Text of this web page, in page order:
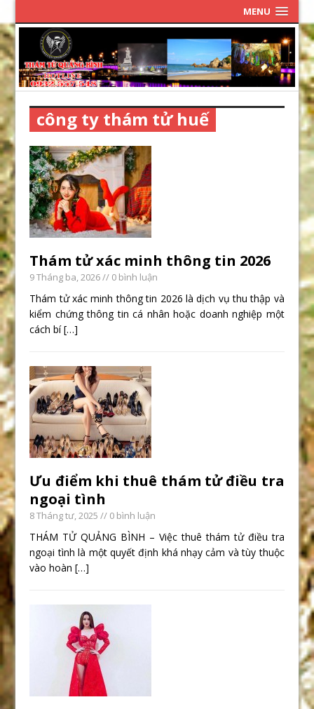
MENU
công ty thám tử huế
Thám tử xác minh thông tin 2026
9 Tháng ba, 2026// 0 bình luận
Thám tử xác minh thông tin 2026 là dịch vụ thu thập và
kiểm chứng thông tin cá nhân hoặc doanh nghiệp một
cách bí[…]
Ưu điểm khi thuê thám tử điều tra
ngoại tình
8 Tháng tư, 2025 // 0 bình luận
THÁM TỬ QUẢNG BÌNH – Việc thuê thám tử điều tra
ngoại tình là một quyết định khá nhạy cảm và tùy thuộc
vào hoàn[…]